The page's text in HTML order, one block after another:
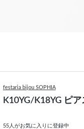
festaria bijou SOPHIA
K10YG/K18YG ピア
55 人がお気に入りに登録中